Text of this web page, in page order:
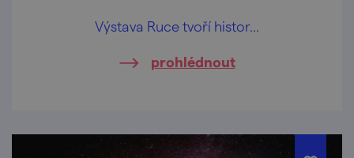
Výstava Ruce tvoří histor...
prohlédnout